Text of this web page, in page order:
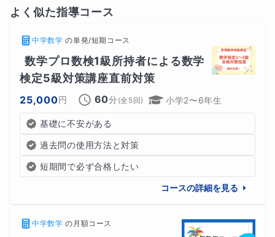
よく似た指導コース
中学数学 の単発/短期コース
数学プロ数検1級所持者による数学
検定5級対策講座直前対策
25,000円 60分 (全 5回) 小学2〜6年生
基礎に不安がある
過去問の使用方法と対策
短期間で必ず合格したい
コースの詳細を見る
中学数学 の 月額コース